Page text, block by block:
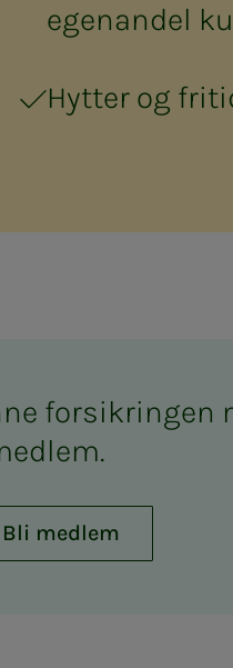
egenandel
Hytter og
for­­­sik­rin­­­gen
Bli medlem